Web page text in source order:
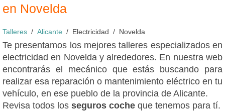
en Novelda
Talleres Alicante Electricidad Novelda
Te presentamos los mejores talleres especializados en
electricidad en Novelda y alrededores. En nuestra web
encontrarás el mecánico que estás buscando para
realizar esa reparación o mantenimiento eléctrico en tu
vehículo, en ese pueblo de la provincia de Alicante.
Revisa todos los seguros coche que tenemos para tí.